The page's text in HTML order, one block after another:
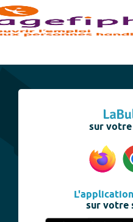
sur
L'application
sur votre